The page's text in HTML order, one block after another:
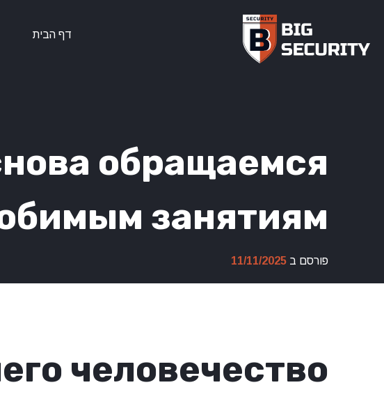
content
דף הבית
обращаемся
занятиям
פורסם ב 11/11/2025
человечество